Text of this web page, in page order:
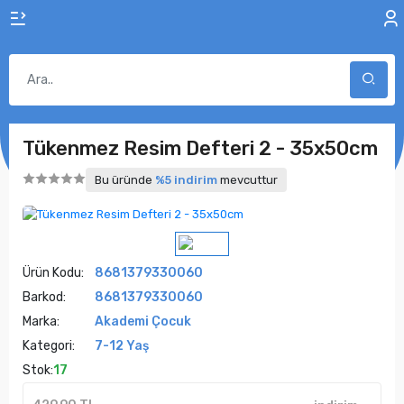
Tükenmez Resim Defteri 2 - 35x50cm
Bu üründe %5 indirim mevcuttur
Ürün Kodu:
8681379330060
Barkod:
8681379330060
Marka:
Akademi Çocuk
Kategori:
7-12 Yaş
Stok:17